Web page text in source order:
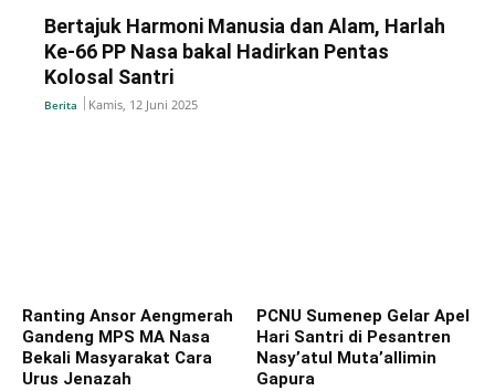
Bertajuk Harmoni Manusia dan Alam, Harlah
Ke-66 PP Nasa bakal Hadirkan Pentas
Kolosal Santri
Berita Kamis, 12 Juni 2025
Ranting Ansor Aengmerah
Gandeng MPS MA Nasa
Bekali Masyarakat Cara
Urus Jenazah
PCNU Sumenep Gelar Apel
Hari Santri di Pesantren
Nasy’atul Muta’allimin
Gapura